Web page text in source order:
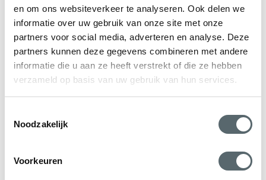
en om ons websiteverkeer te analyseren. Ook delen we
informatie over uw gebruik van onze site met onze
partners voor social media, adverteren en analyse. Deze
partners kunnen deze gegevens combineren met andere
informatie die u aan ze heeft verstrekt of die ze hebben
verzameld op basis van uw gebruik van hun services.
Noodzakelijk
Voorkeuren